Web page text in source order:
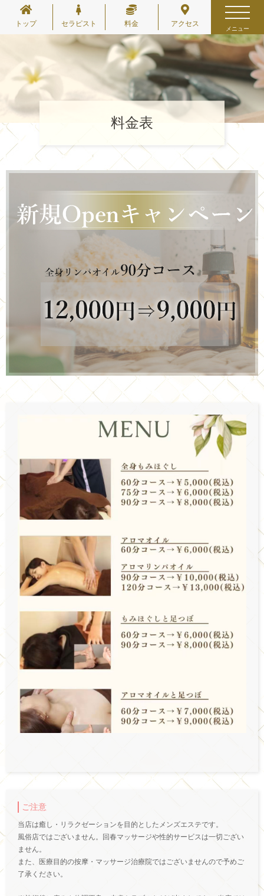
メニュー
トップ セラピスト 料金 アクセス
料金表
ご注意
当店は癒し・リラクゼーションを目的としたメンズエステです。
風俗店ではございません。回春マッサージや性的サービスは一切ござい
ません。
また、医療目的の按摩・マッサージ治療院ではございませんので予めご
了承ください。